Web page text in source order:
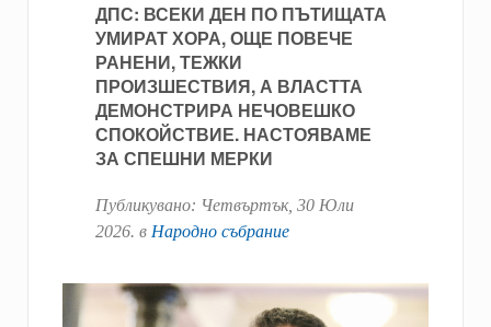
ДПС: ВСЕКИ ДЕН ПО ПЪТИЩАТА
УМИРАТ ХОРА, ОЩЕ ПОВЕЧЕ
РАНЕНИ, ТЕЖКИ
ПРОИЗШЕСТВИЯ, А ВЛАСТТА
ДЕМОНСТРИРА НЕЧОВЕШКО
СПОКОЙСТВИЕ. НАСТОЯВАМЕ
ЗА СПЕШНИ МЕРКИ
Публикувано: Четвъртък, 30 Юли
2026. в Народно събрание